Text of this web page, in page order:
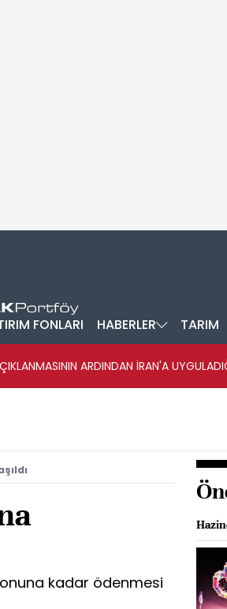
FONLARI HABERLER TARIM
ARDINDAN İRAN'A
kadar ödenmesi